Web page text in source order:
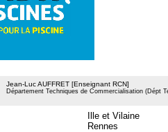
Jean-Luc AUFFRET [Enseignant RCN]
Département Techniques de Commercialisation (Dépt
Ille et Vilaine
Rennes